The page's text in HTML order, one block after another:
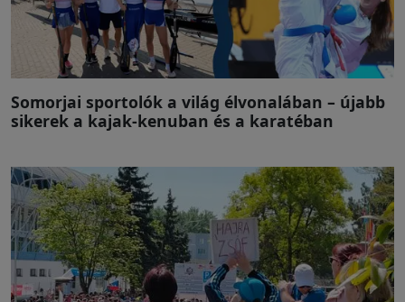
Somorjai sportolók a világ élvonalában – újabb
sikerek a kajak-kenuban és a karatéban